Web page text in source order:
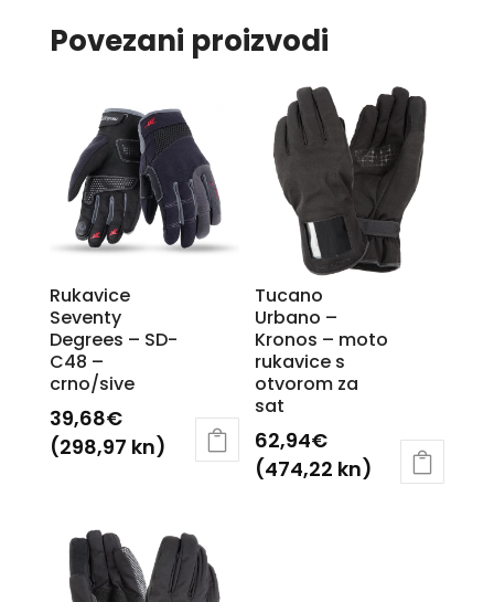
Povezani proizvodi
Rukavice
Seventy
Degrees – SD-
C48 –
crno/sive
39,68€
(298,97 kn)
ima
varijanti.
Tucano
Urbano –
Kronos – moto
rukavice s
otvorom za
sat
62,94€
(474,22 kn)